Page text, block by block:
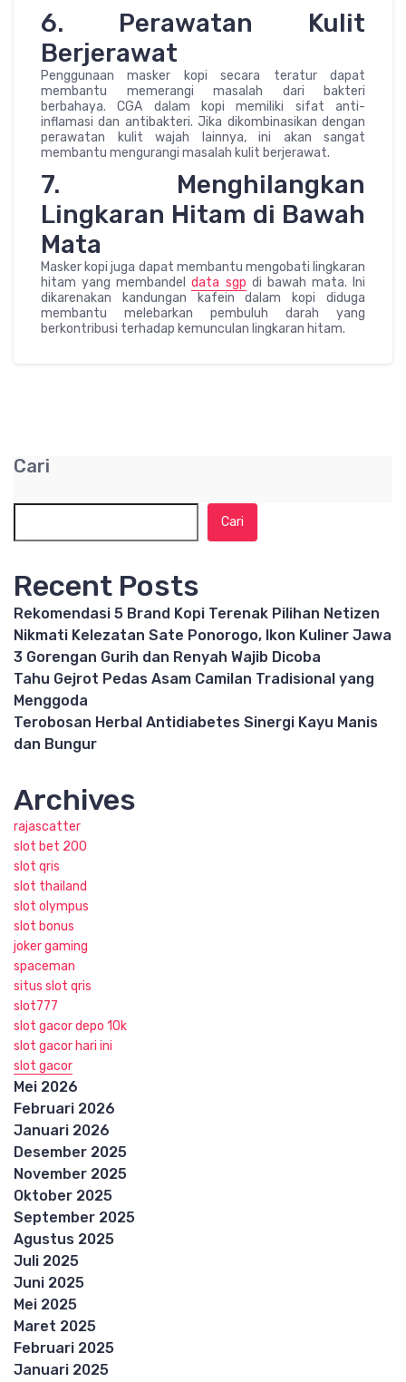
6. Perawatan Kulit
Berjerawat
Penggunaan masker kopi secara teratur dapat
membantu memerangi masalah dari bakteri
berbahaya. CGA dalam kopi memiliki sifat anti-
inflamasi dan antibakteri. Jika dikombinasikan dengan
perawatan kulit wajah lainnya, ini akan sangat
membantu mengurangi masalah kulit berjerawat.
7. Menghilangkan
Lingkaran Hitam di Bawah
Mata
Masker kopi juga dapat membantu mengobati lingkaran
hitam yang membandeldata sgp di bawah mata. Ini
dikarenakan kandungan kafein dalam kopi diduga
membantu melebarkan pembuluh darah yang
berkontribusi terhadap kemunculan lingkaran hitam.
Cari
Cari
Recent Posts
Rekomendasi 5 Brand Kopi Terenak Pilihan Netizen
Nikmati Kelezatan Sate Ponorogo, Ikon Kuliner Jawa
3 Gorengan Gurih dan Renyah Wajib Dicoba
Tahu Gejrot Pedas Asam Camilan Tradisional yang
Menggoda
Terobosan Herbal Antidiabetes Sinergi Kayu Manis
dan Bungur
Archives
rajascatter
slot bet 200
slot qris
slot thailand
slot olympus
slot bonus
joker gaming
spaceman
situs slot qris
slot777
slot gacor depo 10k
slot gacor hari ini
slot gacor
Mei 2026
Februari 2026
Januari 2026
Desember 2025
November 2025
Oktober 2025
September 2025
Agustus 2025
Juli 2025
Juni 2025
Mei 2025
Maret 2025
Februari 2025
Januari 2025